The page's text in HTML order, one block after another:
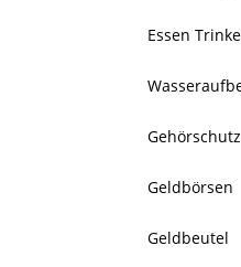
Essen
Gehörschutz
Geldbörsen
Geldbeutel